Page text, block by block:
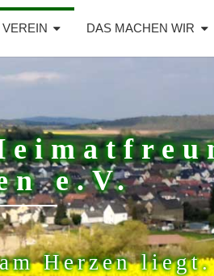
DAS MACHEN WIR
e.V.
Herzen liegt.